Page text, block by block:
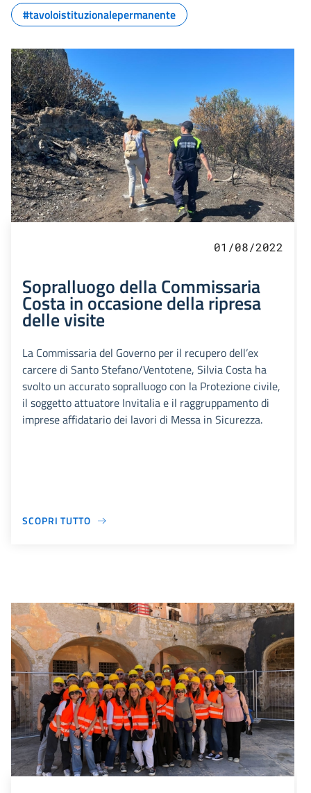
#tavoloistituzionalepermanente
01/08/2022
Sopralluogo della Commissaria
Costa in occasione della ripresa
delle visite
La Commissaria del Governo per il recupero dell’ex
carcere di Santo Stefano/Ventotene, Silvia Costa ha
svolto un accurato sopralluogo con la Protezione civile,
il soggetto attuatore Invitalia e il raggruppamento di
imprese affidatario dei lavori di Messa in Sicurezza.
SCOPRI TUTTO